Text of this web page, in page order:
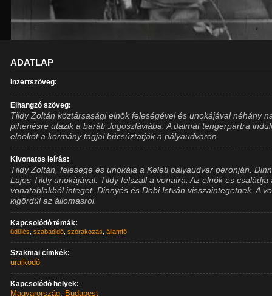
ADATLAP
Inzertszöveg:
Elhangzó szöveg:
Tildy Zoltán köztársasági elnök feleségével és unokájával néhány
pihenésre utazik a baráti Jugoszláviába. A dalmát tengerpartra
elnököt a kormány tagjai búcsúztatják a pályaudvaron.
Kivonatos leírás:
Tildy Zoltán, felesége és unokája a Keleti pályaudvar peronján.
Lajos Tildy unokájával. Tildy felszáll a vonatra. Az elnök és családja
vonatablakból integet. Dinnyés és Dobi István visszaintegetnek. A
kigördül az állomásról.
Kapcsolódó témák:
üdülés ,szabadidő ,szórakozás ,államfő
Szakmai címkék:
uralkodó
Kapcsolódó helyek:
Magyarország, Budapest